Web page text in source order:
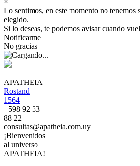
×
Lo sentimos, en este momento no tenemos
elegido.
Si lo deseas, te podemos avisar cuando
Notificarme
No gracias
APATHEIA
Rostand
1564
+598 92 33
88 22
consultas@apatheia.com.uy
¡Bienvenidos
al universo
APATHEIA!